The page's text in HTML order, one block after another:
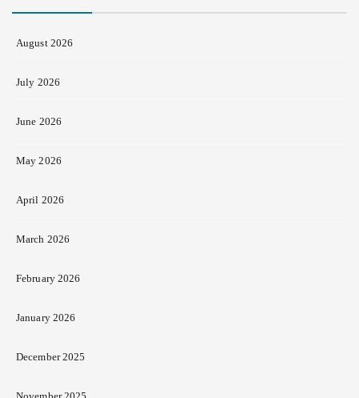
August 2026
July 2026
June 2026
May 2026
April 2026
March 2026
February 2026
January 2026
December 2025